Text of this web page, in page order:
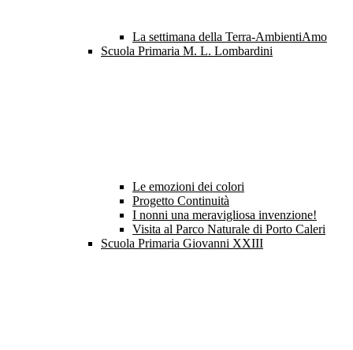
La settimana della Terra-AmbientiAmo
Scuola Primaria M. L. Lombardini
Le emozioni dei colori
Progetto Continuità
I nonni una meravigliosa invenzione!
Visita al Parco Naturale di Porto Caleri
Scuola Primaria Giovanni XXIII